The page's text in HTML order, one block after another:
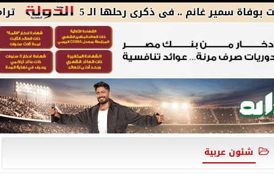
ترامب يوقع غانم .. فى ذكرى رحلها الـ 5
شئون عربية